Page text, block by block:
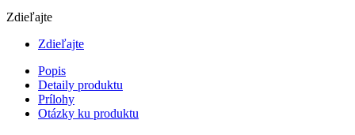
Zdieľajte
Zdieľajte
Popis
Detaily produktu
Prílohy
Otázky ku produktu